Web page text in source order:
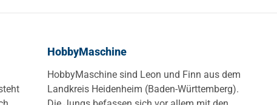
HobbyMaschine
HobbyMaschine sind Leon und Finn aus dem
Landkreis Heidenheim (Baden-Württemberg).